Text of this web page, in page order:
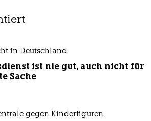
in Deutschland
ist nie gut, auch nicht für
Sache
gegen Kinderfiguren